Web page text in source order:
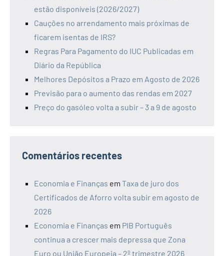
estão disponíveis (2026/2027)
Cauções no arrendamento mais próximas de
ficarem isentas de IRS?
Regras Para Pagamento do IUC Publicadas em
Diário da República
Melhores Depósitos a Prazo em Agosto de 2026
Previsão para o aumento das rendas em 2027
Preço do gasóleo volta a subir – 3 a 9 de agosto
Comentários recentes
Economia e Finanças em Taxa de juro dos
Certificados de Aforro volta subir em agosto de
2026
Economia e Finanças em PIB Português
continua a crescer mais depressa que Zona
Euro ou União Europeia – 2º trimestre 2026